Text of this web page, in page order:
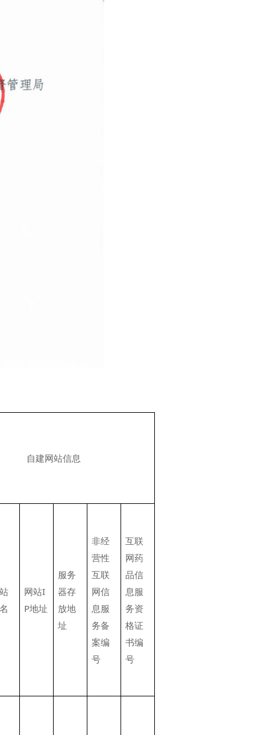
自建网站信息
网站I
P地址
服务
器存
放地
址
非经
营性
互联
网信
息服
务备
案编
号
互联
网药
品信
息服
务资
格证
书编
号